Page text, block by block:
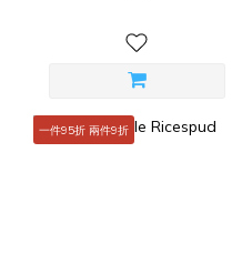
一件95折 兩件9折